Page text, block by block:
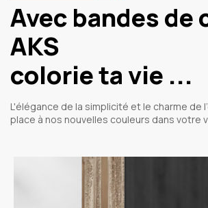
Avec bandes de
AKS
colorie ta vie ...
L'élégance de la simplicité et le charme de
place à nos nouvelles couleurs dans votre